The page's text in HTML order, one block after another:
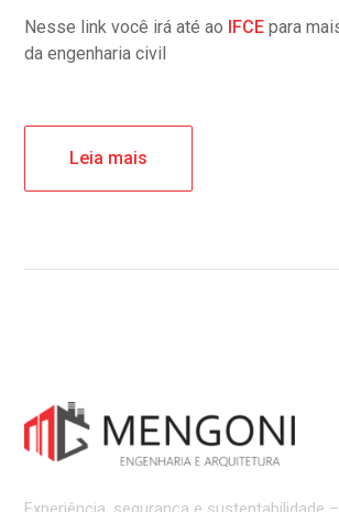
Nesse link você irá até ao IFCE para
da engenharia civil
Leia mais